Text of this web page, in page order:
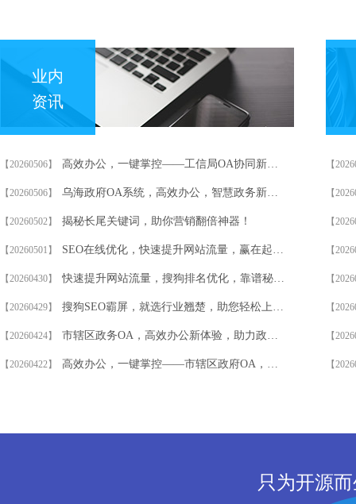
业内
资讯
【20260506】 高效办公，一键掌控——工信局OA协同新体验！
【20260506】 乌海政府OA系统，高效办公，智慧政务新体验！
【20260502】 揭秘长尾关键词，助你营销翻倍神器！
【20260501】 SEO在线优化，快速提升网站流量，赢在起跑线！
【20260430】 快速提升网站流量，搜狗排名优化，靠谱秘籍大公开！
【20260429】 搜狗SEO霸屏，就选行业翘楚，助您轻松上位！
【20260424】 市辖区政务OA，高效办公新体验，助力政府效能飞跃！
【20260422】 高效办公，一键掌控——市辖区政府OA，智慧政务新体验！
【
【
【
【
【
【
【
【
只为开源